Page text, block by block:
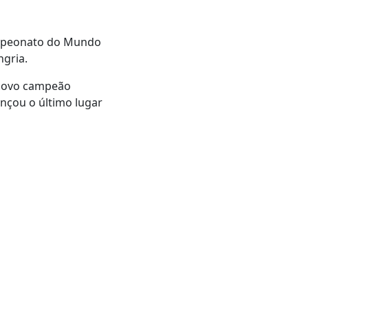
do Mundo
campeão
o último lugar